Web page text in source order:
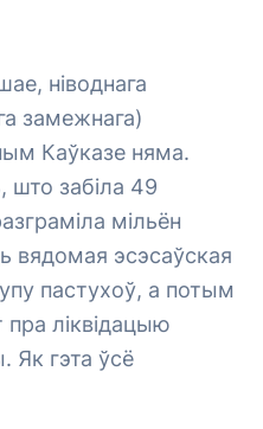
ніводнага
замежнага)
Каўказе няма.
што забіла 49
мільён
вядомая эсэсаўская
пастухоў, а потым
ліквідацыю
Як гэта ўсё